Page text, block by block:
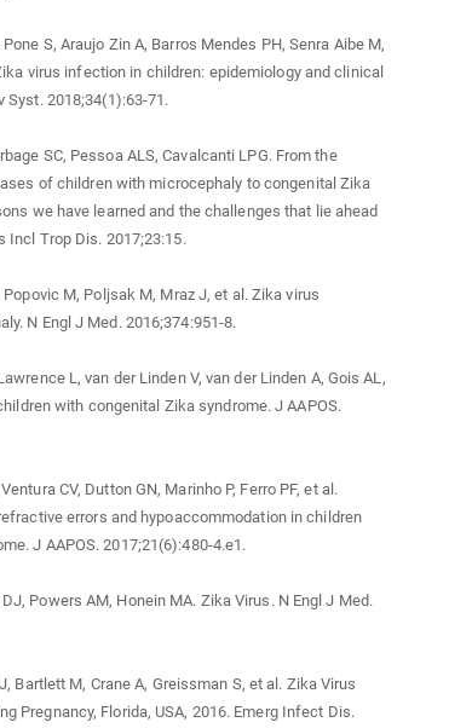
S, Araujo Zin A, Barros Mendes PH, Senra Aibe M,
virus infection in children: epidemiology and clinical
2018;34(1):63-71.
SC, Pessoa ALS, Cavalcanti LPG. From the
of children with microcephaly to congenital Zika
we have learned and the challenges that lie ahead
Incl Trop Dis. 2017;23:15.
M, Poljsak M, Mraz J, et al. Zika virus
N Engl J Med. 2016;374:951-8.
L, van der Linden V, van der Linden A, Gois AL,
with congenital Zika syndrome. J AAPOS.
CV, Dutton GN, Marinho P, Ferro PF, et al.
errors and hypoaccommodation in children
J AAPOS. 2017;21(6):480-4.e1.
Powers AM, Honein MA. Zika Virus. N Engl J Med.
Bartlett M, Crane A, Greissman S, et al. Zika Virus
Pregnancy, Florida, USA, 2016. Emerg Infect Dis.